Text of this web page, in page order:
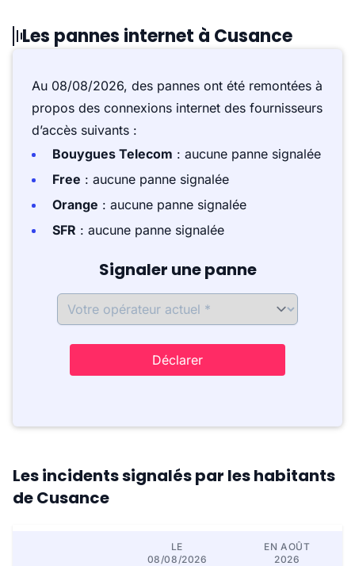
Les pannes internet à Cusance
Au 08/08/2026, des pannes ont été remontées à
propos des connexions internet des fournisseurs
d’accès suivants :
Bouygues Telecom : aucune panne signalée
Free : aucune panne signalée
Orange : aucune panne signalée
SFR : aucune panne signalée
Signaler une panne
Déclarer
Les incidents signalés par les habitants
de Cusance
LE
08/08/2026
EN AOÛT
2026